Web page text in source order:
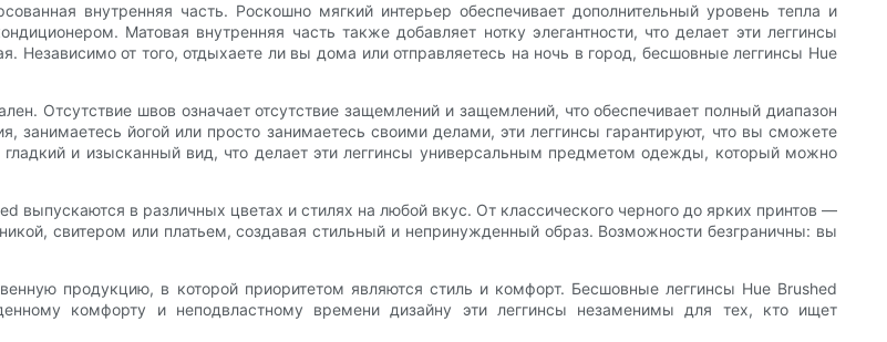
внутренняя часть. Роскошно мягкий интерьер обеспечивает дополнительный уровень тепла и
Матовая внутренняя часть также добавляет нотку элегантности, что делает эти леггинсы
Независимо от того, отдыхаете ли вы дома или отправляетесь на ночь в город, бесшовные леггинсы Hue
Отсутствие швов означает отсутствие защемлений и защемлений, что обеспечивает полный диапазон
занимаетесь йогой или просто занимаетесь своими делами, эти леггинсы гарантируют, что вы сможете
и изысканный вид, что делает эти леггинсы универсальным предметом одежды, который можно
выпускаются в различных цветах и ​​стилях на любой вкус. От классического черного до ярких принтов —
свитером или платьем, создавая стильный и непринужденный образ. Возможности безграничны: вы
продукцию, в которой приоритетом являются стиль и комфорт. Бесшовные леггинсы Hue Brushed
комфорту и неподвластному времени дизайну эти леггинсы незаменимы для тех, кто ищет